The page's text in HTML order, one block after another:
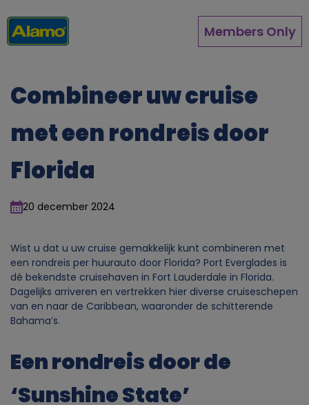
en
naar
Members Only
Combineer uw cruise
met een rondreis door
Florida
20 december 2024
Wist u dat u uw cruise gemakkelijk kunt combineren met
een rondreis per huurauto door Florida? Port Everglades is
dé bekendste cruisehaven in Fort Lauderdale in Florida.
Dagelijks arriveren en vertrekken hier diverse cruiseschepen
van en naar de Caribbean, waaronder de schitterende
Bahama’s.
Een rondreis door de
‘Sunshine State’